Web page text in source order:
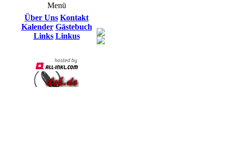
Menü
Über Uns Kontakt
Kalender Gästebuch
Links Linkus